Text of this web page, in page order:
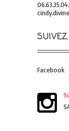
Facebook